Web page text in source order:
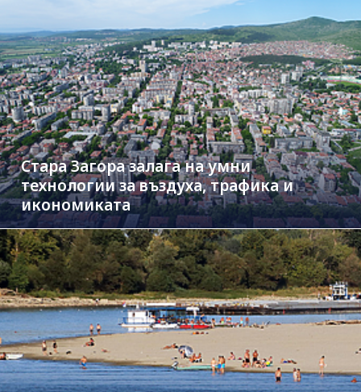
Стара Загора залага на умни
технологии за въздуха, трафика и
икономиката